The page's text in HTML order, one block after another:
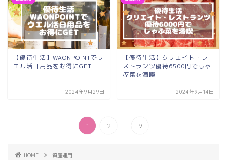
【優待生活】WAONPOINTでウ
エル活日用品をお得にGET
2024年9月29日
【優待生活】クリエイト・レ
ストランツ優待6500円でしゃ
ぶ菜を満喫
2024年9月14日
1 2 ... 9
HOME 資産運用